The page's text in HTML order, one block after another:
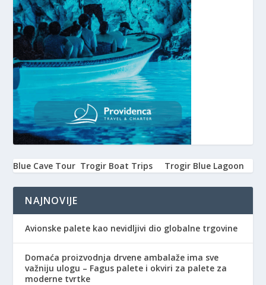
Blue Cave Tour Trogir Boat Trips Trogir Blue Lagoon
NAJNOVIJE
Avionske palete kao nevidljivi dio globalne trgovine
Domaća proizvodnja drvene ambalaže ima sve
važniju ulogu – Fagus palete i okviri za palete za
moderne tvrtke